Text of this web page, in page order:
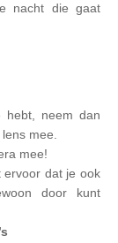
nacht die gaat
hebt, neem dan
mee.
mee!
ervoor dat je ook
door kunt